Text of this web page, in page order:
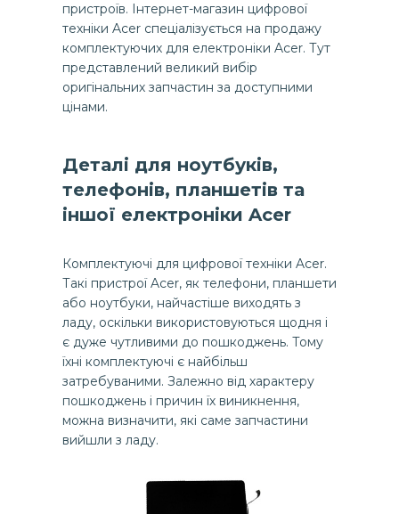
пристроїв. Інтернет-магазин цифрової
техніки Acer спеціалізується на продажу
комплектуючих для електроніки Acer. Тут
представлений великий вибір
оригінальних запчастин за доступними
цінами.
Деталі для ноутбуків,
телефонів, планшетів та
іншої електроніки Acer
Комплектуючі для цифрової техніки Acer.
Такі пристрої Acer, як телефони, планшети
або ноутбуки, найчастіше виходять з
ладу, оскільки використовуються щодня і
є дуже чутливими до пошкоджень. Тому
їхні комплектуючі є найбільш
затребуваними. Залежно від характеру
пошкоджень і причин їх виникнення,
можна визначити, які саме запчастини
вийшли з ладу.